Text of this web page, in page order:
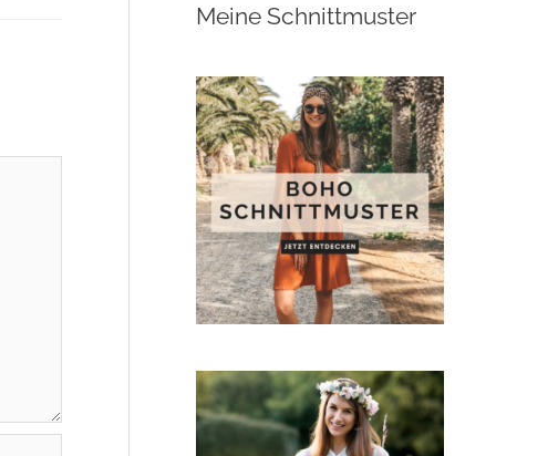
Meine Schnittmuster